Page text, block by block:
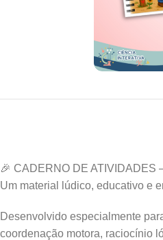
🎉 CADERNO DE ATIVIDADES
Um material lúdico, educativo e
Desenvolvido especialmente
coordenação motora, raciocínio